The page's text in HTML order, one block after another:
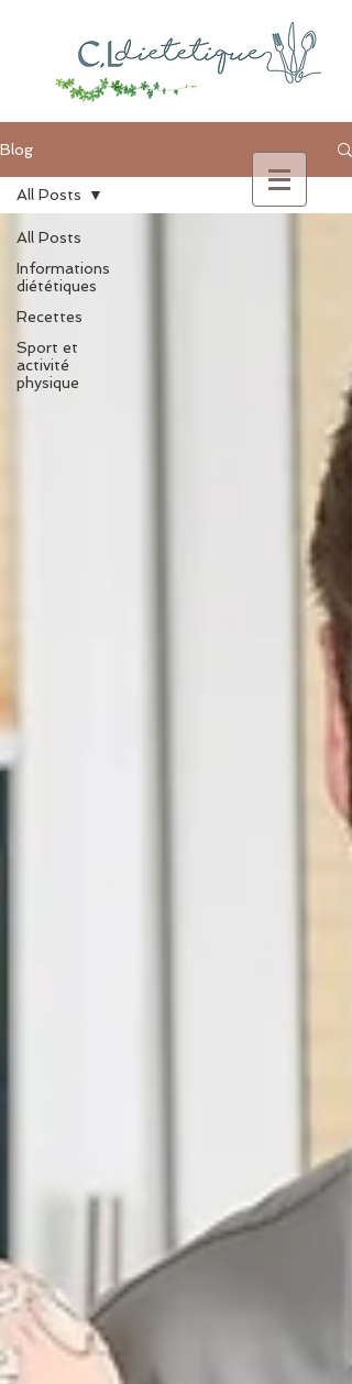
Blog
All Posts
Informations
diététiques
Recettes
Sport et
activité
physique
All Posts